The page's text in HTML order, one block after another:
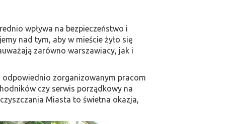
wpływa na bezpieczeństwo i
nad tym, aby w mieście żyło się
zarówno warszawiacy, jak i
zorganizowanym pracom
czy serwis porządkowy na
Miasta to świetna okazja,